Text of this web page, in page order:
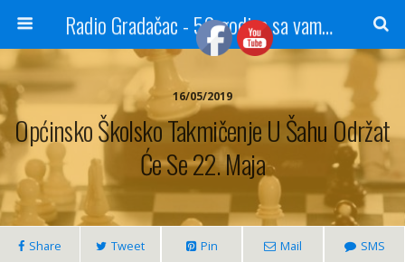
Radio Gradačac - 56 godina sa vama...
16/05/2019
Općinsko Školsko Takmičenje U Šahu Održat
Će Se 22. Maja
Share Tweet Pin Mail SMS